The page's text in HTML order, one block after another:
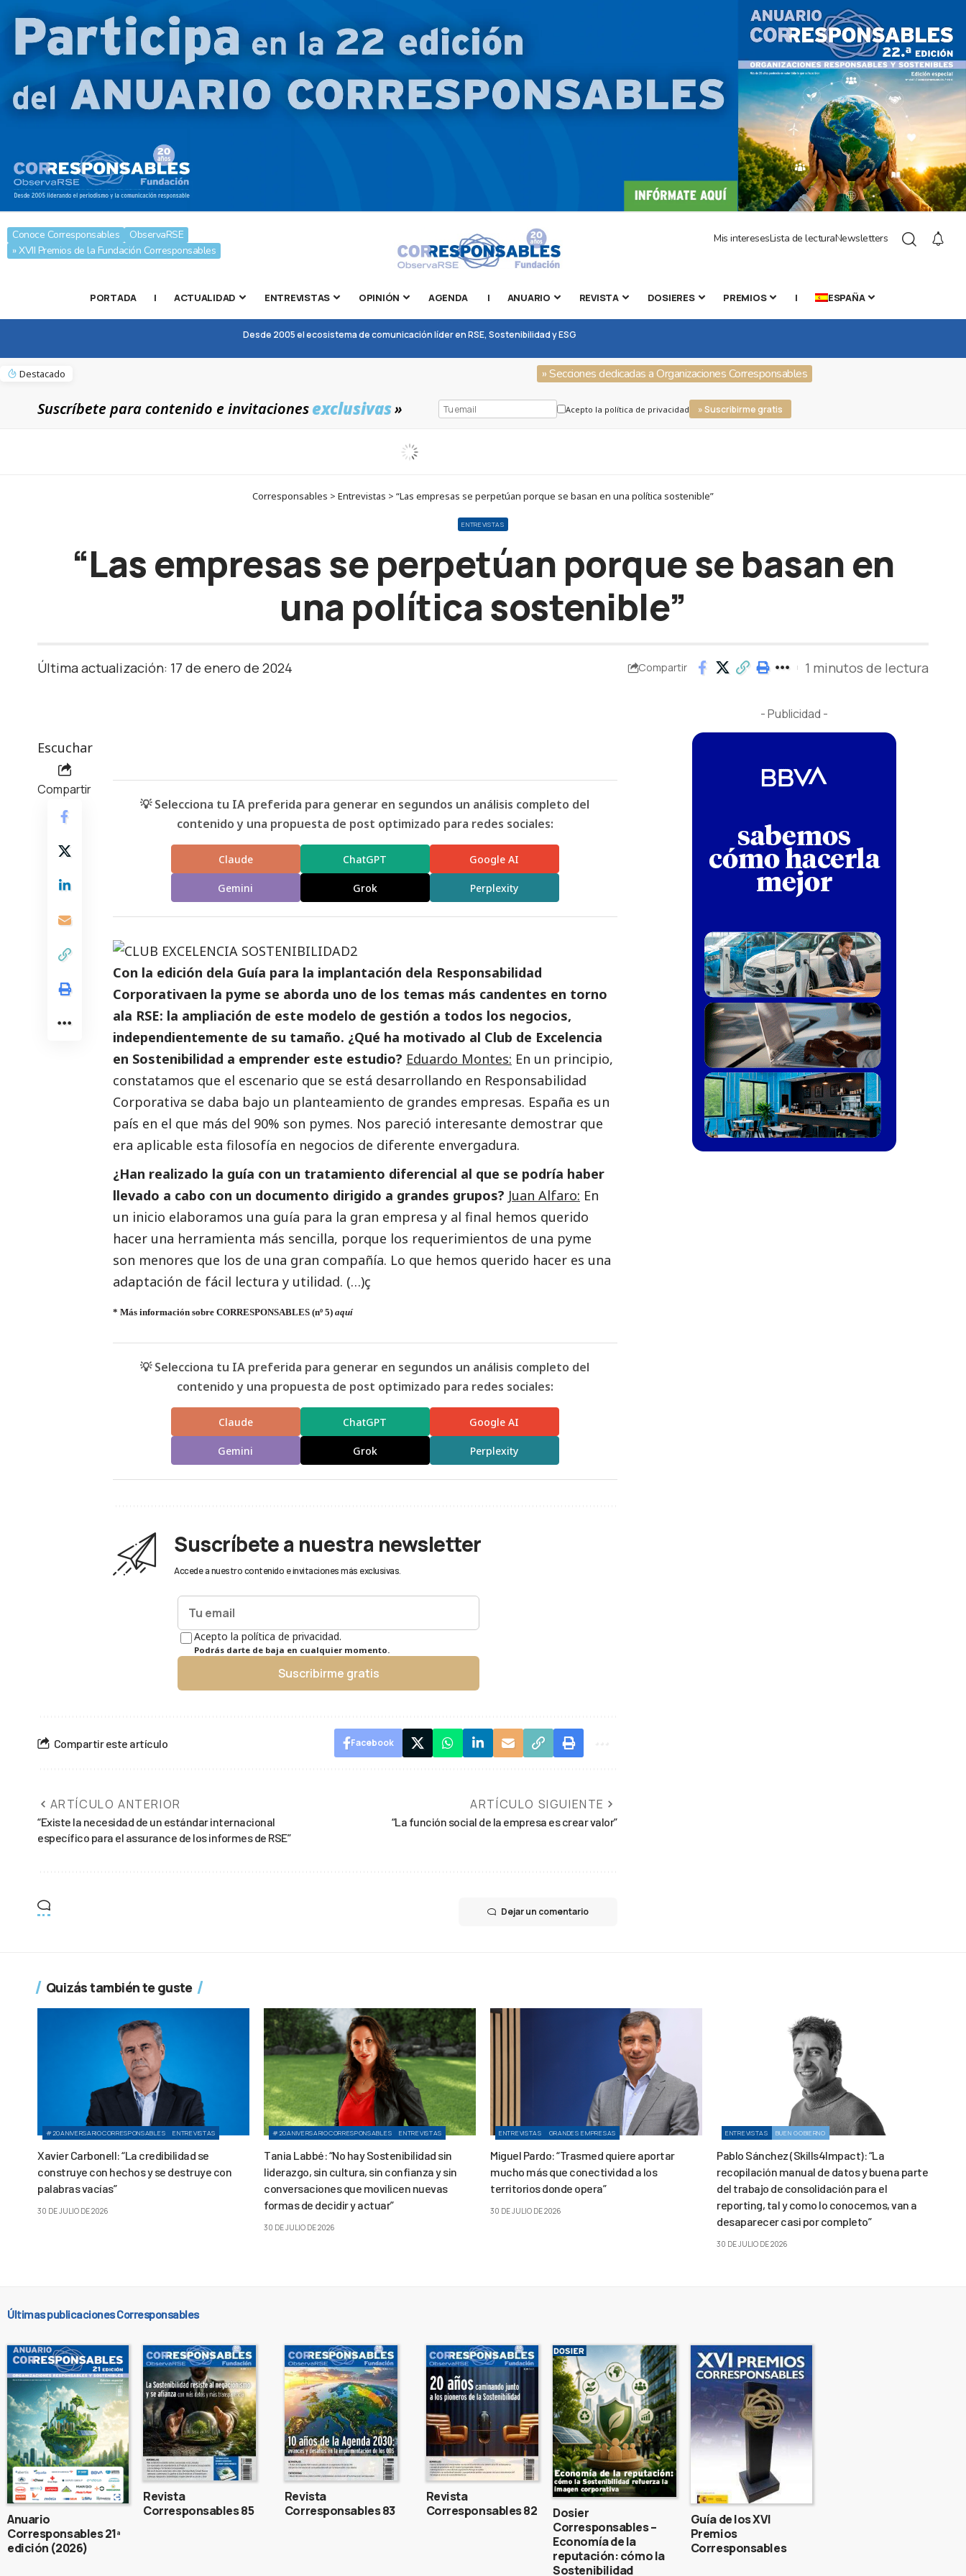
Conoce Corresponsables
ObservaRSE
» XVII Premios de la Fundación Corresponsables
Mis interesesLista de lecturaNewsletters
PORTADA | ACTUALIDAD ENTREVISTAS OPINIÓN AGENDA | ANUARIO REVISTA DOSIERES PREMIOS | ESPAÑA
Desde 2005 el ecosistema de comunicación líder en RSE, Sostenibilidad y ESG
Destacado » Secciones dedicadas a Organizaciones Corresponsables
Suscríbete para contenido e invitacionesexclusivas» Acepto la política de privacidad » Suscribirme gratis
Corresponsables > Entrevistas > “Las empresas se perpetúan porque se basan en una política sostenible”
ENTREVISTAS
“Las empresas se perpetúan porque se basan en
una política sostenible”
Última actualización: 17 de enero de 2024 Compartir 1 minutos de lectura
Escuchar
Compartir
💡 Selecciona tu IA preferida para generar en segundos un análisis completo del
contenido y una propuesta de post optimizado para redes sociales:
Claude ChatGPT Google AI
Gemini Grok Perplexity
Con la edición dela Guía para la implantación dela Responsabilidad
Corporativaen la pyme se aborda uno de los temas más candentes en torno
ala RSE: la ampliación de este modelo de gestión a todos los negocios,
independientemente de su tamaño. ¿Qué ha motivado al Club de Excelencia
en Sostenibilidad a emprender este estudio? Eduardo Montes: En un principio,
constatamos que el escenario que se está desarrollando en Responsabilidad
Corporativa se daba bajo un planteamiento de grandes empresas. España es un
país en el que más del 90% son pymes. Nos pareció interesante demostrar que
era aplicable esta filosofía en negocios de diferente envergadura.
¿Han realizado la guía con un tratamiento diferencial al que se podría haber
llevado a cabo con un documento dirigido a grandes grupos? Juan Alfaro: En
un inicio elaboramos una guía para la gran empresa y al final hemos querido
hacer una herramienta más sencilla, porque los requerimientos de una pyme
son menores que los de una gran compañía. Lo que hemos querido hacer es una
adaptación de fácil lectura y utilidad. (…)ç
* Más información sobre CORRESPONSABLES (nº 5) aquí
💡 Selecciona tu IA preferida para generar en segundos un análisis completo del
contenido y una propuesta de post optimizado para redes sociales:
Claude ChatGPT Google AI
Gemini Grok Perplexity
Suscríbete a nuestra newsletter
Accede a nuestro contenido e invitaciones más exclusivas.
Acepto la política de privacidad.
Podrás darte de baja en cualquier momento.
Suscribirme gratis
Compartir este artículo Facebook
ARTÍCULO ANTERIOR
“Existe la necesidad de un estándar internacional
específico para el assurance de los informes de RSE”
ARTÍCULO SIGUIENTE
“La función social de la empresa es crear valor”
Dejar un comentario
- Publicidad -
Quizás también te guste
#20ANIVERSARIOCORRESPONSABLES ENTREVISTAS
Xavier Carbonell: “La credibilidad se
construye con hechos y se destruye con
palabras vacías”
30 DE JULIO DE 2026
#20ANIVERSARIOCORRESPONSABLES ENTREVISTAS
Tania Labbé: “No hay Sostenibilidad sin
liderazgo, sin cultura, sin confianza y sin
conversaciones que movilicen nuevas
formas de decidir y actuar”
30 DE JULIO DE 2026
ENTREVISTAS GRANDES EMPRESAS
Miguel Pardo: “Trasmed quiere aportar
mucho más que conectividad a los
territorios donde opera”
30 DE JULIO DE 2026
ENTREVISTAS BUEN GOBIERNO
Pablo Sánchez (Skills4Impact): “La
recopilación manual de datos y buena parte
del trabajo de consolidación para el
reporting, tal y como lo conocemos, van a
desaparecer casi por completo”
30 DE JULIO DE 2026
Últimas publicaciones Corresponsables
Anuario
Corresponsables 21ª
edición (2026)
Revista
Corresponsables 85
Revista
Corresponsables 83
Revista
Corresponsables 82
Dosier
Corresponsables –
Economía de la
reputación: cómo la
Sostenibilidad
Guía de los XVI
Premios
Corresponsables